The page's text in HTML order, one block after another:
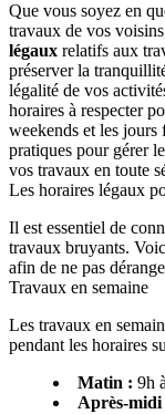
Que vous soyez en
travaux de vos
légaux relatifs aux
préserver la
légalité de vos
horaires à respecter
weekends et les jours
pratiques pour gérer
vos travaux en toute
Les horaires légaux
Il est essentiel de
travaux bruyants.
afin de ne pas
Travaux en semaine
Les travaux en
pendant les horaires
Matin : 9h
Après-midi